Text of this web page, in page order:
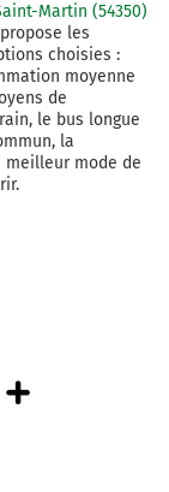
Martin (54350)
les
choisies :
moyenne
de
le bus longue
la
mode de